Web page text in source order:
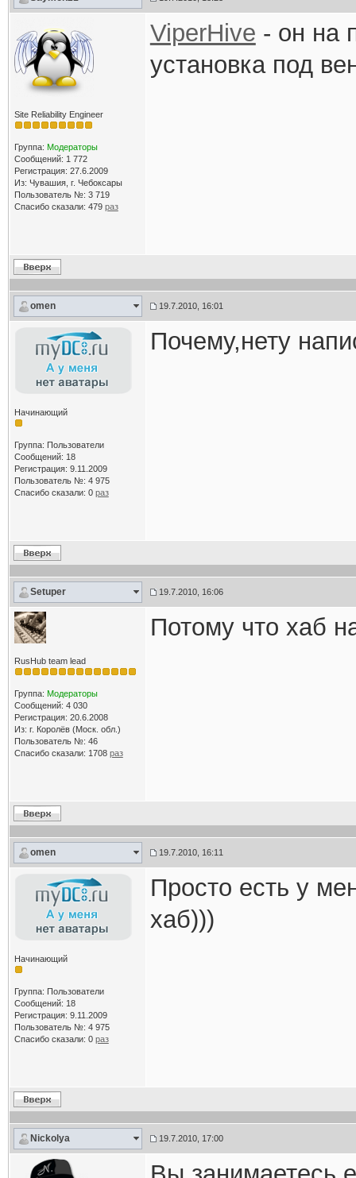
Site Reliability Engineer
Группа: Модераторы
Сообщений: 1 772
Регистрация: 27.6.2009
Из: Чувашия, г. Чебоксары
Пользователь №: 3 719
Спасибо сказали: 479 раз
ViperHive - он на
установка под
omen 19.7.2010, 16:01
Начинающий
Группа: Пользователи
Сообщений: 18
Регистрация: 9.11.2009
Пользователь №: 4 975
Спасибо сказали: 0 раз
Почему,нету
Setuper 19.7.2010, 16:06
RusHub team lead
Группа: Модераторы
Сообщений: 4 030
Регистрация: 20.6.2008
Из: г. Королёв (Моск. обл.)
Пользователь №: 46
Спасибо сказали: 1708 раз
Потому что хаб
omen 19.7.2010, 16:11
Начинающий
Группа: Пользователи
Сообщений: 18
Регистрация: 9.11.2009
Пользователь №: 4 975
Спасибо сказали: 0 раз
Просто есть у
хаб)))
Nickolya 19.7.2010, 17:00